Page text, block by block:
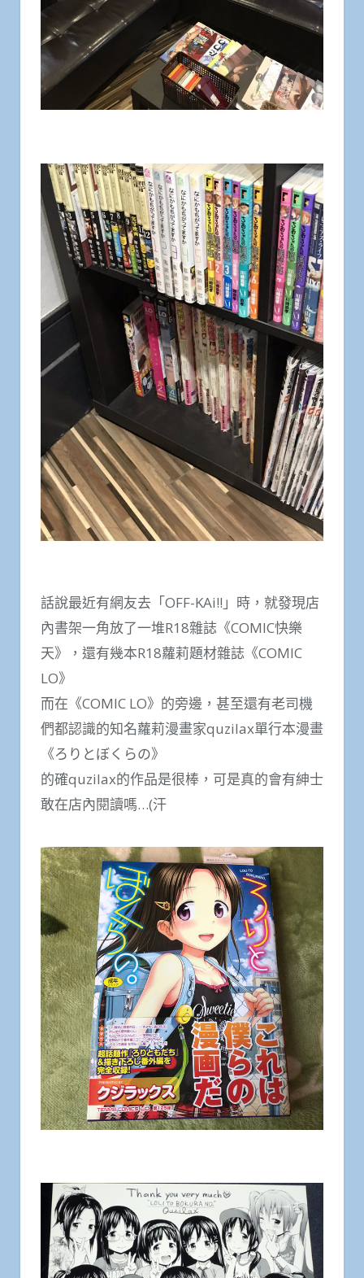
話說最近有網友去「OFF-KAi!!」時，就發現店
內書架一角放了一堆R18雜誌《COMIC快樂
天》，還有幾本R18蘿莉題材雜誌《COMIC
LO》
而在《COMIC LO》的旁邊，甚至還有老司機
們都認識的知名蘿莉漫畫家quzilax單行本漫畫
《ろりとぼくらの》
的確quzilax的作品是很棒，可是真的會有紳士
敢在店內閱讀嗎…(汗